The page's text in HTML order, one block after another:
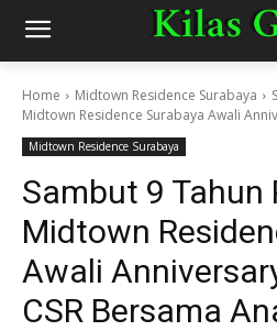
Home Midtown Residence Surabaya
Midtown Residence Surabaya Awali
Midtown Residence Surabaya
Sambut 9 Tahun
Midtown
Awali
CSR Bersama